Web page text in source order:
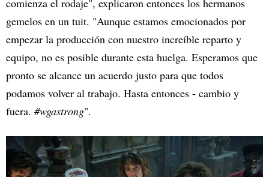
gemelos en un tuit. "Aunque estamos emocionados por
empezar la producción con nuestro increíble reparto y
equipo, no es posible durante esta huelga. Esperamos que
pronto se alcance un acuerdo justo para que todos
podamos volver al trabajo. Hasta entonces - cambio y
fuera. #wgastrong".